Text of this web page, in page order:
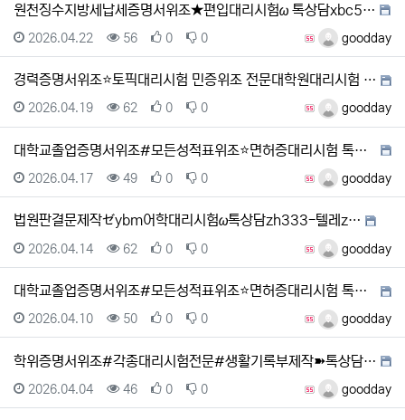
원천징수지방세납세증명서위조★편입대리시험ω 톡상담xbc5…
등록자 goodday
등록일
2026.04.22 조회
56 추천
0 비추천
0
경력증명서위조⭐토픽대리시험 민증위조 전문대학원대리시험 …
등록자 goodday
등록일
2026.04.19 조회
62 추천
0 비추천
0
대학교졸업증명서위조#모든성적표위조⭐면허증대리시험 톡상담…
등록자 goodday
등록일
2026.04.17 조회
49 추천
0 비추천
0
법원판결문제작ゼybm어학대리시험ω톡상담zh333-텔레z…
등록자 goodday
등록일
2026.04.14 조회
62 추천
0 비추천
0
대학교졸업증명서위조#모든성적표위조⭐면허증대리시험 톡상담…
등록자 goodday
등록일
2026.04.10 조회
50 추천
0 비추천
0
학위증명서위조#각종대리시험전문#생활기록부제작➽톡상담zh…
등록자 goodday
등록일
2026.04.04 조회
46 추천
0 비추천
0